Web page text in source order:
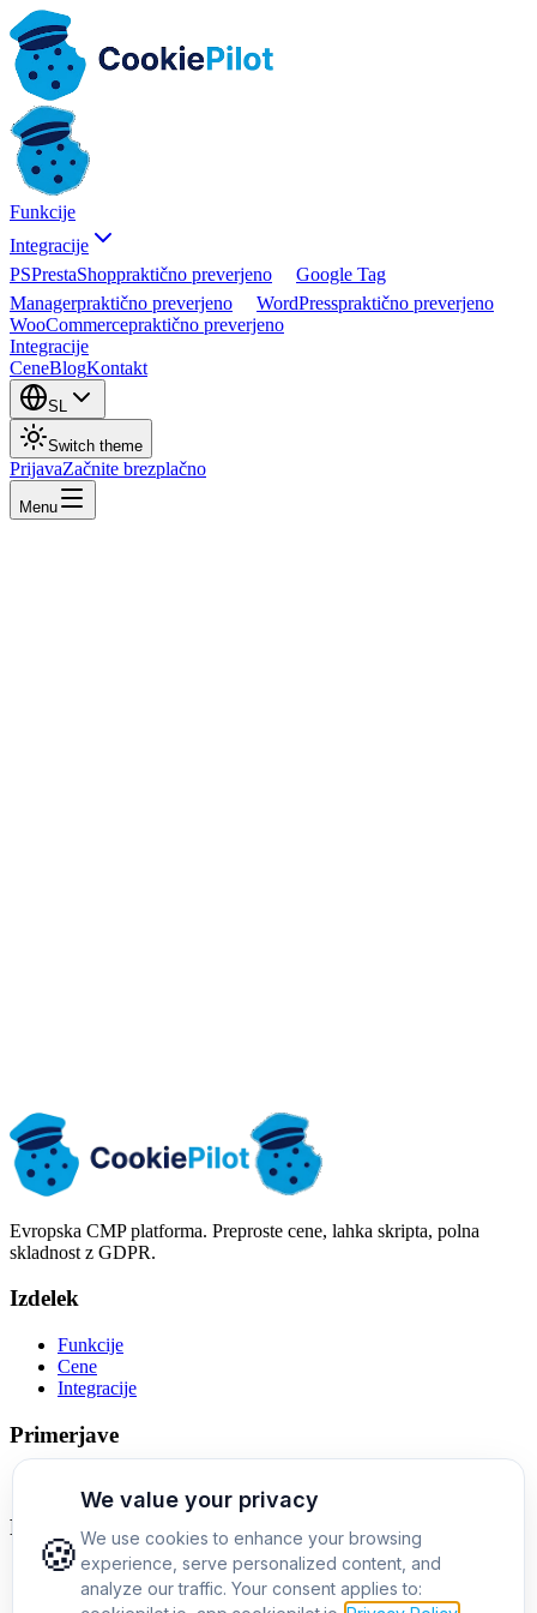
Funkcije
Integracije
PSPrestaShoppraktično preverjeno
Google Tag
Managerpraktično preverjeno WordPresspraktično preverjeno
WooCommercepraktično preverjeno
Integracije
CeneBlogKontakt
SL
Switch theme
PrijavaZačnite brezplačno
Menu
Evropska CMP platforma. Preproste cene, lahka skripta, polna
skladnost z GDPR.
Izdelek
Funkcije
Cene
Integracije
Primerjave
Podjetje
O nas
Kontakt